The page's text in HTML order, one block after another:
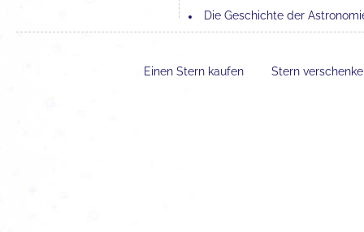
Die Geschichte der
Der Unterschied zwischen
Einen Stern kaufen Stern